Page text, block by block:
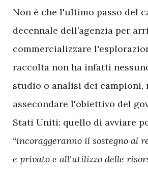
Non è che l'ultimo passo del
decennale dell’agenzia per
commercializzare
raccolta non ha infatti
studio o analisi dei campioni,
assecondare l'obiettivo del
Stati Uniti: quello di avviare
“incoraggeranno il sostegno al
e privato e all'utilizzo delle